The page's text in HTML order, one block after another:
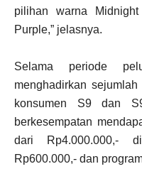
pilihan warna
Purple,” jelasnya.
Selama periode
menghadirkan
konsumen S9 dan
berkesempatan
dari Rp4.000.000,-
Rp600.000,- dan